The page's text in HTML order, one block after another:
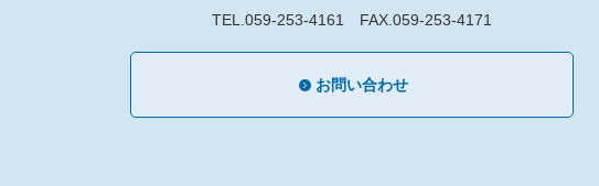
TEL.059-253-4161 FAX.059-253-4171
お問い合わせ